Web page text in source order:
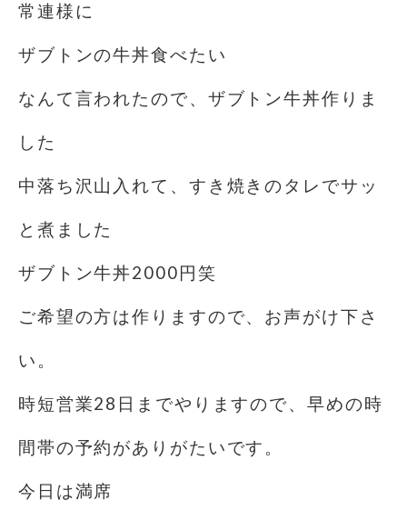
常連様に
ザブトンの牛丼食べたい
なんて言われたので、ザブトン牛丼作りま
した
中落ち沢山入れて、すき焼きのタレでサッ
と煮ました
ザブトン牛丼2000円笑
ご希望の方は作りますので、お声がけ下さ
い。
時短営業28日までやりますので、早めの時
間帯の予約がありがたいです。
今日は満席